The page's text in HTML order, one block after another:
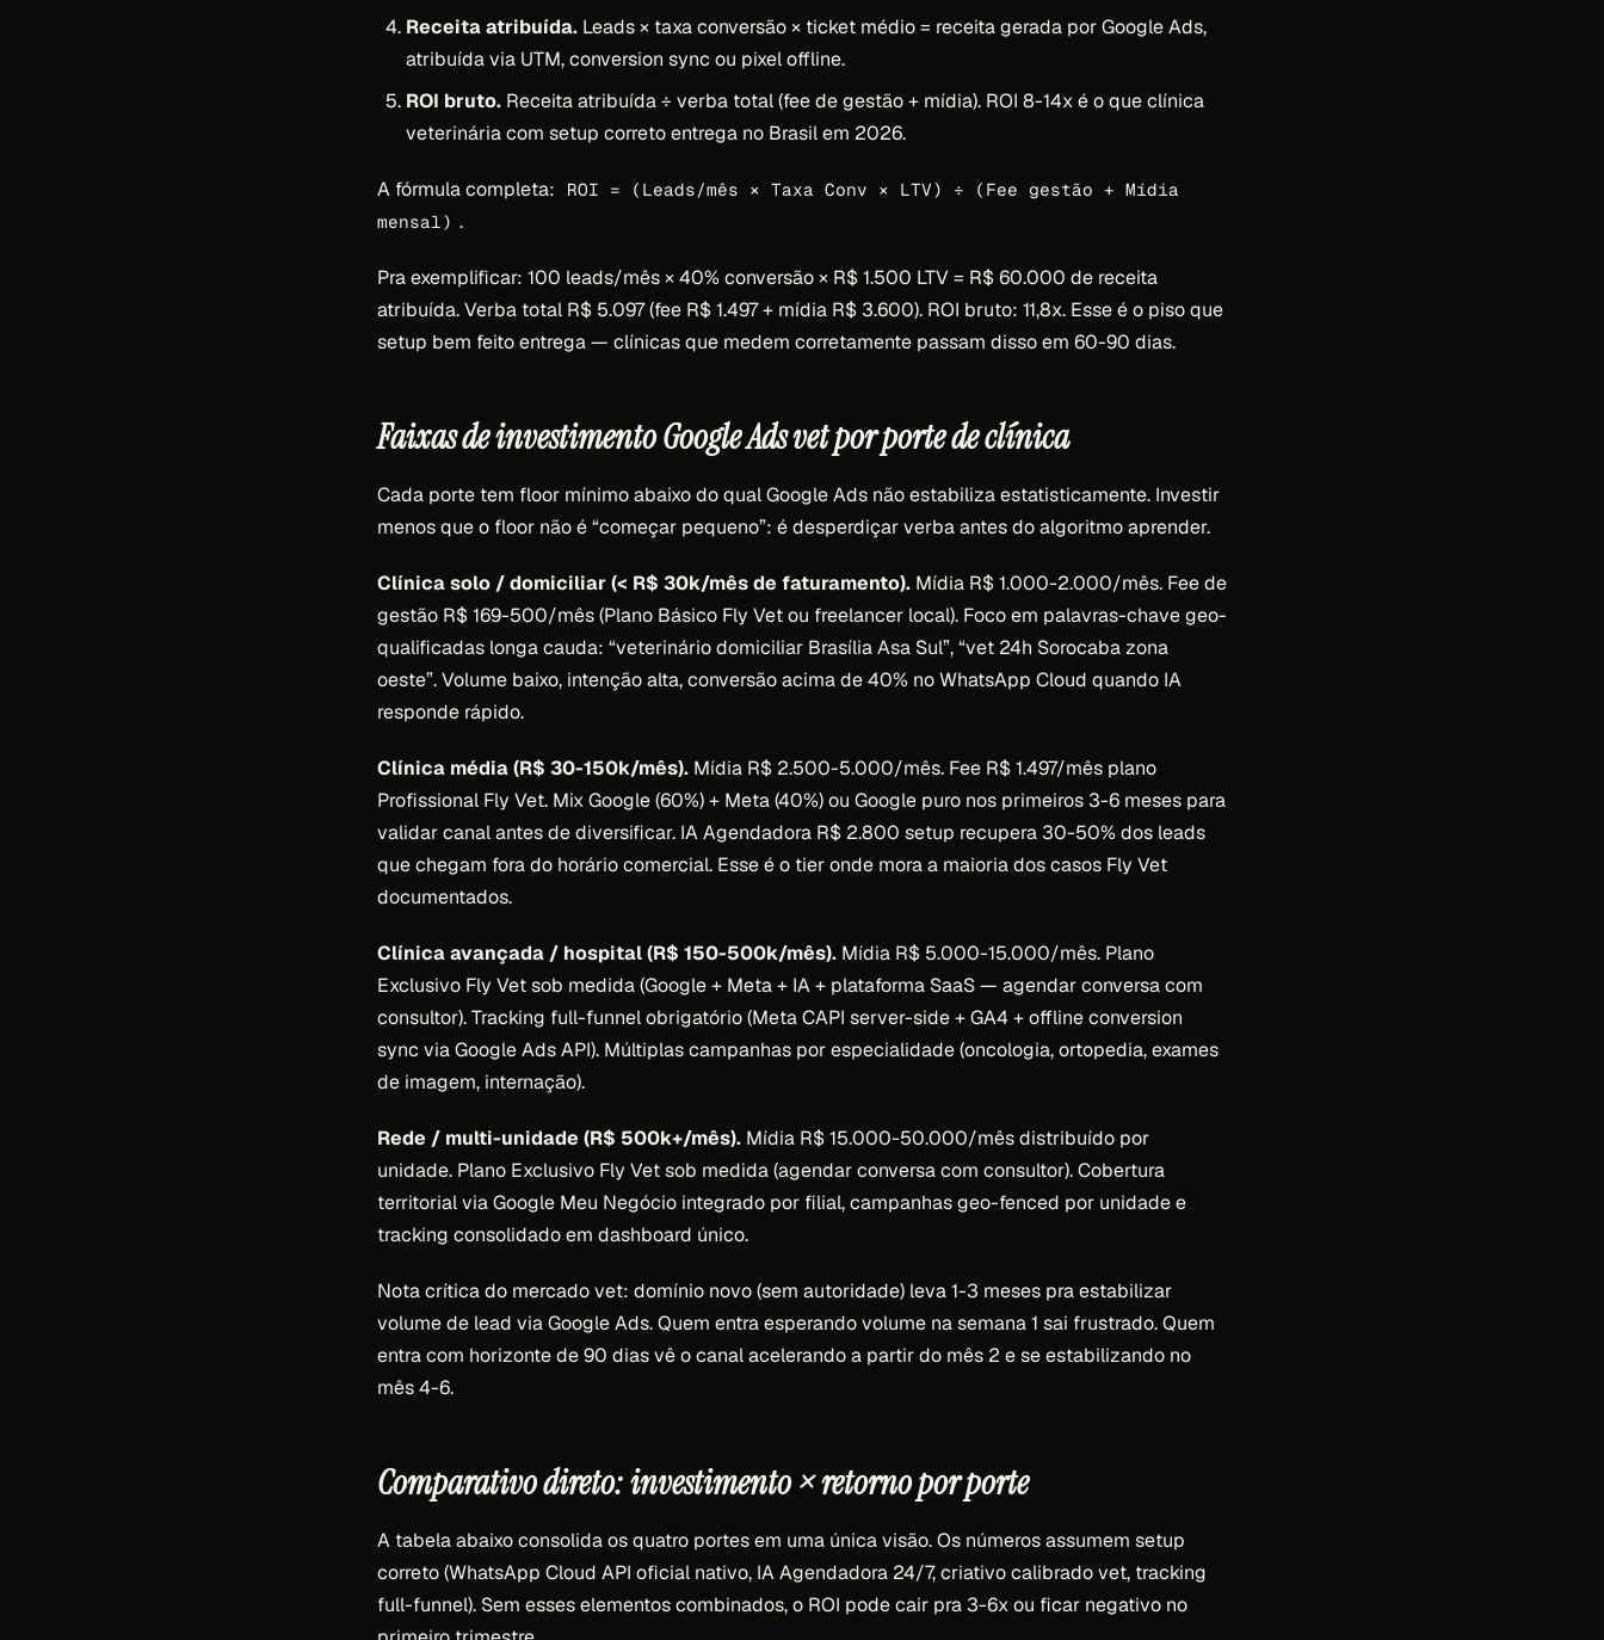
Receita atribuída. Leads × taxa conversão × ticket médio = receita gerada por Google Ads,
atribuída via UTM, conversion sync ou pixel offline.
ROI bruto. Receita atribuída ÷ verba total (fee de gestão + mídia). ROI 8-14x é o que clínica
veterinária com setup correto entrega no Brasil em 2026.
A fórmula completa:
ROI = (Leads/mês × Taxa Conv × LTV) ÷ (Fee gestão + Mídia
mensal) .
Pra exemplificar: 100 leads/mês × 40% conversão × R$ 1.500 LTV = R$ 60.000 de receita
atribuída. Verba total R$ 5.097 (fee R$ 1.497 + mídia R$ 3.600). ROI bruto: 11,8x. Esse é o piso que
setup bem feito entrega — clínicas que medem corretamente passam disso em 60-90 dias.
Faixas de investimento Google Ads vet por porte de clínica
Cada porte tem floor mínimo abaixo do qual Google Ads não estabiliza estatisticamente. Investir
menos que o floor não é “começar pequeno”: é desperdiçar verba antes do algoritmo aprender.
Clínica solo / domiciliar (< R$ 30k/mês de faturamento). Mídia R$ 1.000-2.000/mês. Fee de
gestão R$ 169-500/mês (Plano Básico Fly Vet ou freelancer local). Foco em palavras-chave geo-
qualificadas longa cauda: “veterinário domiciliar Brasília Asa Sul”, “vet 24h Sorocaba zona
oeste”. Volume baixo, intenção alta, conversão acima de 40% no WhatsApp Cloud quando IA
responde rápido.
Clínica média (R$ 30-150k/mês). Mídia R$ 2.500-5.000/mês. Fee R$ 1.497/mês plano
Profissional Fly Vet. Mix Google (60%) + Meta (40%) ou Google puro nos primeiros 3-6 meses para
validar canal antes de diversificar. IA Agendadora R$ 2.800 setup recupera 30-50% dos leads
que chegam fora do horário comercial. Esse é o tier onde mora a maioria dos casos Fly Vet
documentados.
Clínica avançada / hospital (R$ 150-500k/mês). Mídia R$ 5.000-15.000/mês. Plano
Exclusivo Fly Vet sob medida (Google + Meta + IA + plataforma SaaS — agendar conversa com
consultor). Tracking full-funnel obrigatório (Meta CAPI server-side + GA4 + offline conversion
sync via Google Ads API). Múltiplas campanhas por especialidade (oncologia, ortopedia, exames
de imagem, internação).
Rede / multi-unidade (R$ 500k+/mês). Mídia R$ 15.000-50.000/mês distribuído por
unidade. Plano Exclusivo Fly Vet sob medida (agendar conversa com consultor). Cobertura
territorial via Google Meu Negócio integrado por filial, campanhas geo-fenced por unidade e
tracking consolidado em dashboard único.
Nota crítica do mercado vet: domínio novo (sem autoridade) leva 1-3 meses pra estabilizar
volume de lead via Google Ads. Quem entra esperando volume na semana 1 sai frustrado. Quem
entra com horizonte de 90 dias vê o canal acelerando a partir do mês 2 e se estabilizando no
mês 4-6.
Comparativo direto: investimento × retorno por porte
A tabela abaixo consolida os quatro portes em uma única visão. Os números assumem setup
correto (WhatsApp Cloud API oficial nativo, IA Agendadora 24/7, criativo calibrado vet, tracking
full-funnel). Sem esses elementos combinados, o ROI pode cair pra 3-6x ou ficar negativo no